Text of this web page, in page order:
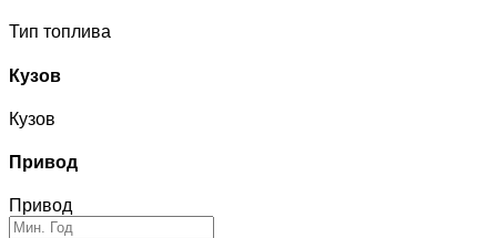
Тип топлива
Кузов
Кузов
Привод
Привод